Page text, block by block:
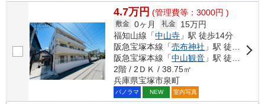
4.7万円 (管理費等：3000円 )
敷金 0ヶ月 礼金
15万円
福知山線「中山寺 」駅 徒歩14分
阪急宝塚本線「売布神社 」駅 徒歩17分
阪急宝塚本線「中山観音 」駅 徒歩18分
2階 / 2ＤＫ / 38.75㎡
兵庫県宝塚市泉町
パノラマ NEW 室内写真